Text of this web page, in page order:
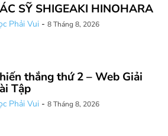
SỸ SHIGEAKI HINOHARA
Phải Vui - 8 Tháng 8, 2026
thắng thứ 2 – Web Giải
Tập
Phải Vui - 8 Tháng 8, 2026